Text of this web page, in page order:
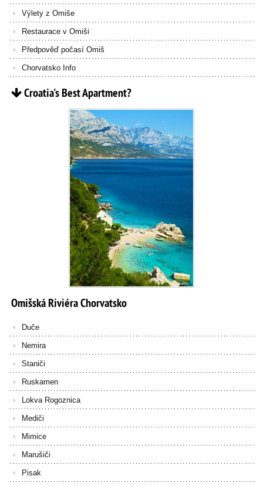
Výlety z Omiše
Restaurace v Omiši
Předpověď počasí Omiš
Chorvatsko Info
Croatia'sBestApartment?
OmišskáRiviéraChorvatsko
Duče
Nemira
Staniči
Ruskamen
Lokva Rogoznica
Mediči
Mimice
Marušiči
Pisak